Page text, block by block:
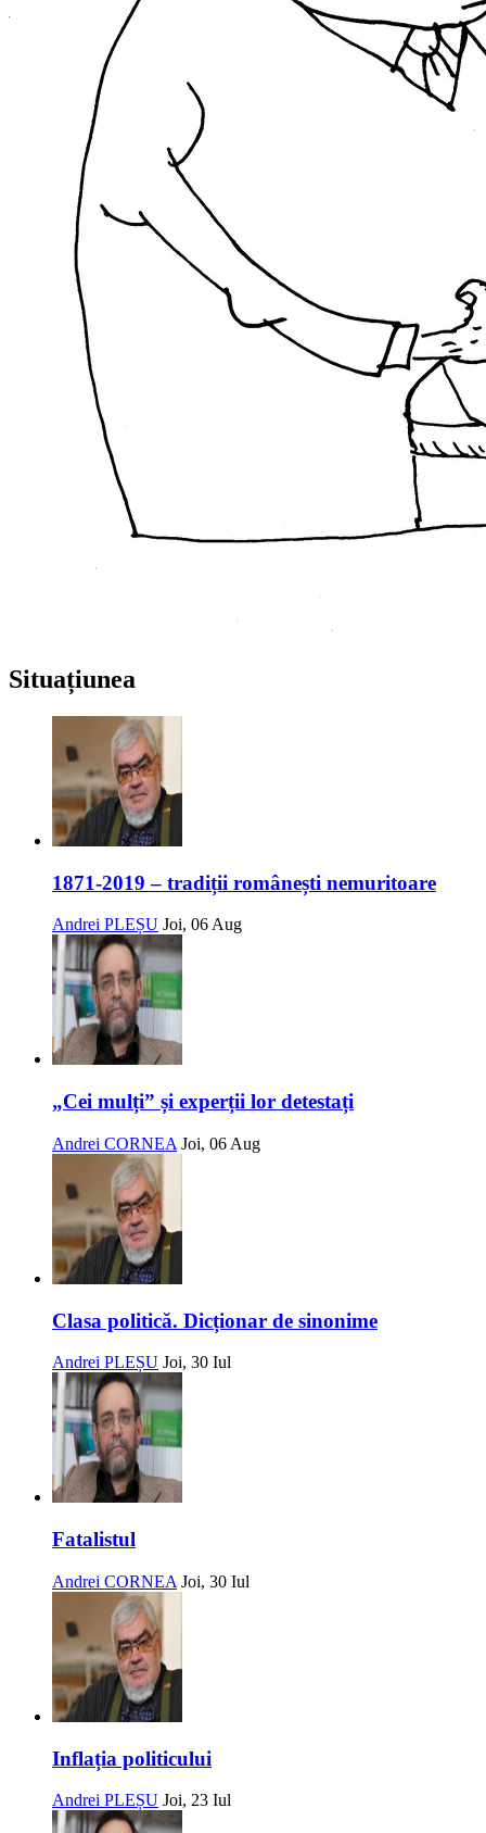
Situațiunea
1871-2019 – tradiții românești nemuritoare
Andrei PLEȘU Joi, 06 Aug
„Cei mulți” și experții lor detestați
Andrei CORNEA Joi, 06 Aug
Clasa politică. Dicționar de sinonime
Andrei PLEȘU Joi, 30 Iul
Fatalistul
Andrei CORNEA Joi, 30 Iul
Inflația politicului
Andrei PLEȘU Joi, 23 Iul